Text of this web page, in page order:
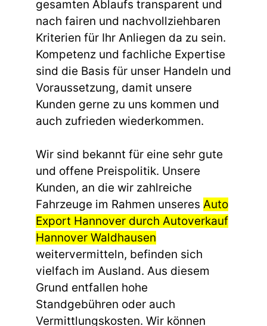
gesamten Ablaufs transparent und
nach fairen und nachvollziehbaren
Kriterien für Ihr Anliegen da zu sein.
Kompetenz und fachliche Expertise
sind die Basis für unser Handeln und
Voraussetzung, damit unsere
Kunden gerne zu uns kommen und
auch zufrieden wiederkommen.
Wir sind bekannt für eine sehr gute
und offene Preispolitik. Unsere
Kunden, an die wir zahlreiche
Fahrzeuge im Rahmen unseres Auto
Export Hannover durch Autoverkauf
Hannover Waldhausen
weitervermitteln, befinden sich
vielfach im Ausland. Aus diesem
Grund entfallen hohe
Standgebühren oder auch
Vermittlungskosten. Wir können